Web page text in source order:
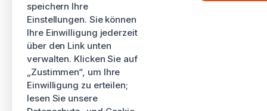
speichern Ihre
Einstellungen. Sie können
Ihre Einwilligung jederzeit
über den Link unten
verwalten. Klicken Sie auf
„Zustimmen“, um Ihre
Einwilligung zu erteilen;
lesen Sie unsere